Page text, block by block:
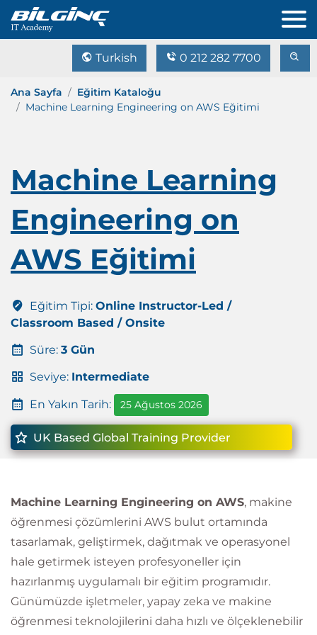
Turkish 0 212 282 7700
Ana Sayfa
Eğitim Kataloğu
Machine Learning Engineering on AWS Eğitimi
Machine Learning
Engineering on
AWS Eğitimi
Eğitim Tipi: Online Instructor-Led /
Classroom Based / Onsite
Süre: 3 Gün
Seviye: Intermediate
En Yakın Tarih: 25 Ağustos 2026
UK Based Global Training Provider
Machine Learning Engineering on AWS, makine
öğrenmesi çözümlerini AWS bulut ortamında
tasarlamak, geliştirmek, dağıtmak ve operasyonel
hale getirmek isteyen profesyoneller için
hazırlanmış uygulamalı bir eğitim programıdır.
Günümüzde işletmeler, yapay zeka ve makine
öğrenmesi teknolojilerini daha hızlı ve ölçeklenebilir